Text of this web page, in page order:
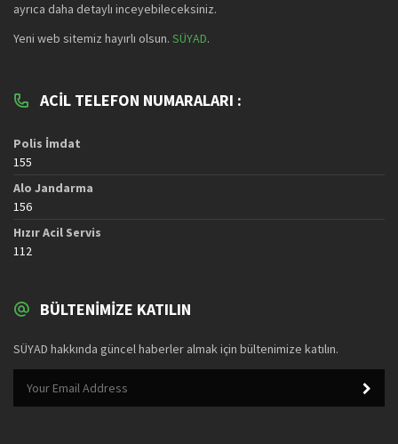
ayrıca daha detaylı inceyebileceksiniz.
Yeni web sitemiz hayırlı olsun. SÜYAD.
ACIL TELEFON NUMARALARI :
Polis İmdat
155
Alo Jandarma
156
Hızır Acil Servis
112
BÜLTENIMIZE KATILIN
SÜYAD hakkında güncel haberler almak için bültenimize katılın.